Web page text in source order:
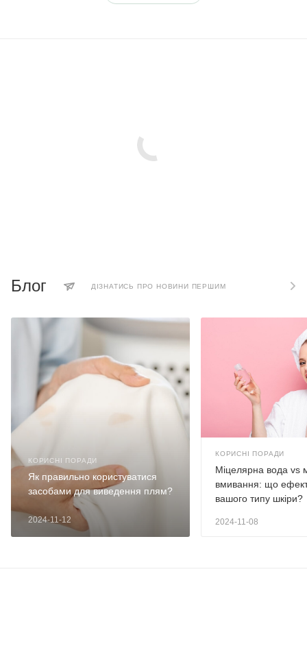
Блог ДІЗНАТИСЬ ПРО НОВИНИ ПЕРШИМ
КОРИСНІ ПОРАДИ
2024-11-12
Як правильно користуватися
засобами для виведення плям?
КОРИСНІ ПОРАДИ
2024-11-08
Міцелярна вода vs
вмивання: що
вашого типу шкіри?